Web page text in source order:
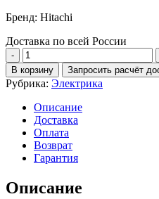
Бренд: Hitachi
Доставка по всей России
Количество
Катушка
соленоида
Hitachi/zx450
В корзину Запросить расчёт
Рубрика: Электрика
Описание
Доставка
Оплата
Возврат
Гарантия
Описание